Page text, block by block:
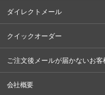
ダイレクトメール
クイックオーダー
ご注文後メールが届かないお客
会社概要